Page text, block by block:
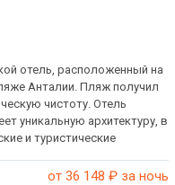
отель, расположенный на
Анталии. Пляж получил
чистоту. Отель
уникальную архитектуру, в
и туристические
от 36 148 ₽ за ночь